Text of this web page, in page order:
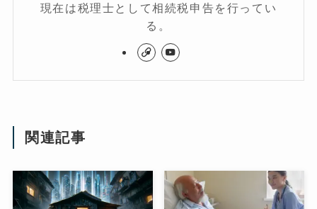
現在は税理士として相続税申告を行ってい
る。
関連記事